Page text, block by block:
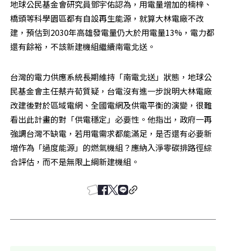
地球公民基金會研究員鄧宇佑認為，用電量增加的楠梓、
橋頭等科學園區都有自設再生能源，就算大林電廠不改
建，預估到2030年高雄發電量仍大於用電量13%，電力都
還有餘裕，不該新建機組繼續南電北送。
台灣的電力供應系統長期維持「南電北送」狀態，地球公
民基金會主任蔡卉荀質疑，台電沒有進一步說明大林電廠
改建後對於區域電網、全國電網及供電平衡的演變，很難
看出此計畫的對「供電穩定」必要性。他指出，政府一再
強調台灣不缺電，若用電需求都能滿足，是否還有必要新
增作為「過度能源」的燃氣機組？應納入淨零碳排路徑綜
合評估，而不是無限上綱新建機組。